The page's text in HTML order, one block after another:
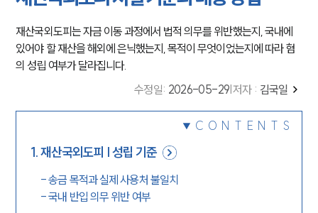
재산국외도피는 자금 이동 과정에서 법적 의무를 위반했는지, 국내에
있어야 할 재산을 해외에 은닉했는지, 목적이 무엇이었는지에 따라 혐
의 성립 여부가 달라집니다.
수정일: 2026-05-29 저자 : 김국일
CONTENTS
1.재산국외도피 | 성립 기준
-송금 목적과 실제 사용처 불일치
-국내 반입 의무 위반 여부